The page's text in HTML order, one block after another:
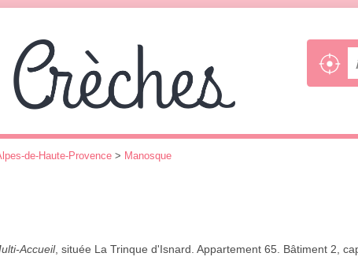
de-Haute-Provence > Manosque
Accueil, située La Trinque d'Isnard. Appartement 65. Bâtiment 2,